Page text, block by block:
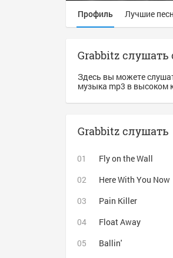
Профиль Лучшие
Grabbitz слушать
Здесь вы можете
музыка mp3 в высоком
Grabbitz слушать
Fly on the Wall
Here With You Now
Pain Killer
Float Away
Ballin'